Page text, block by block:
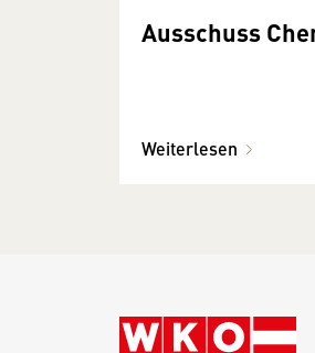
Ausschuss
Weiterlesen